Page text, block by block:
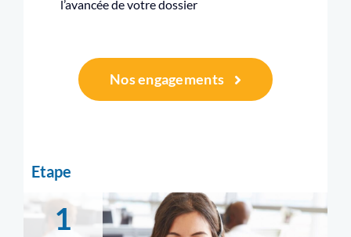
l’avancée de votre dossier
Nos engagements
Etape
1